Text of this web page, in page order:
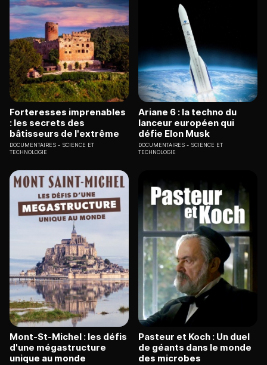
Forteresses imprenables
: les secrets des
bâtisseurs de l'extrême
DOCUMENTAIRES
SCIENCE ET
TECHNOLOGIE
Ariane 6 : la techno du
lanceur européen qui
défie Elon Musk
DOCUMENTAIRES
SCIENCE ET
TECHNOLOGIE
Mont-St-Michel : les défis
d'une mégastructure
unique au monde
Pasteur et Koch : Un duel
de géants dans le monde
des microbes